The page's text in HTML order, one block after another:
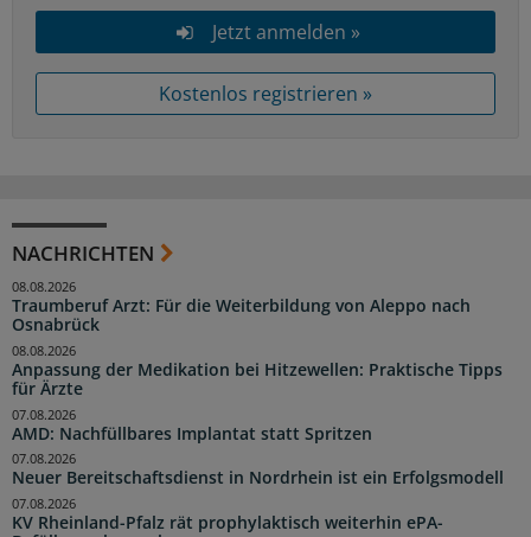
Jetzt anmelden »
Kostenlos registrieren »
NACHRICHTEN
Traumberuf Arzt: Für die Weiterbildung von Aleppo nach
Osnabrück
08.08.2026
Anpassung der Medikation bei Hitzewellen: Praktische Tipps
für Ärzte
08.08.2026
AMD: Nachfüllbares Implantat statt Spritzen
07.08.2026
Neuer Bereitschaftsdienst in Nordrhein ist ein Erfolgsmodell
07.08.2026
KV Rheinland-Pfalz rät prophylaktisch weiterhin ePA-
07.08.2026